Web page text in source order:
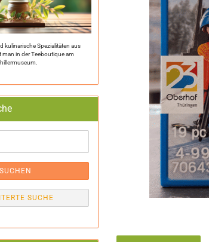
kulinarische Spezialitäten aus
in der Teeboutique am
SUCHEN
SUCHE